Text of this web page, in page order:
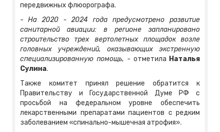
передвижных флюорографа.
- На 2020 - 2024 года предусмотрено развитие
санитарной авиации: в регионе запланировано
строительство трех вертолетных площадок возле
головных учреждений, оказывающих экстренную
специализированную помощь, - отметила Наталья
Сулина.
Также комитет принял решение обратится к
Правительству и Государственной Думе РФ с
просьбой на федеральном уровне обеспечить
лекарственными препаратами пациентов с редким
заболеванием «спинально-мышечная атрофия».